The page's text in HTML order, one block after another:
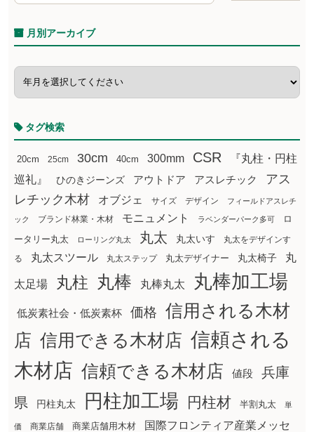
月別アーカイブ
タグ検索
20cm 25cm 30cm 40cm 300mm CSR
『丸柱・円柱
巡礼』
ひのきジーンズ アウトドア アスレチック
アス
レチック木材
オブジェ サイズ デザイン フィールドアスレチ
ック ブランド林業・木材 モニュメント ラベンダーパーク多可
ロ
ータリー丸太
ローリング丸太 丸太 丸太いす
丸太をデザインす
る
丸太スツール 丸太ステップ 丸太デザイナー 丸太椅子 丸
太足場 丸柱 丸棒 丸棒丸太 丸棒加工場
低炭素社会・低炭素杯 価格
信用される木材
店 信用できる木材店 信頼される
木材店 信頼できる木材店 値段
兵庫
県
円柱丸太 円柱加工場 円柱材 半割丸太 単
価 商業店舗 商業店舗用木材 国際フロンティア産業メッセ